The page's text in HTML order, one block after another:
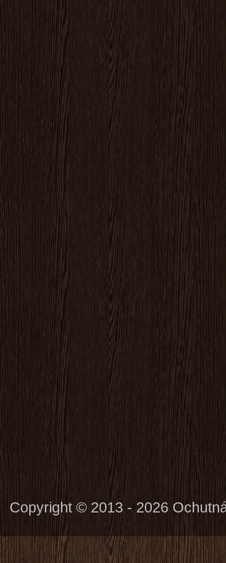
Copyright © 2013 - 2026